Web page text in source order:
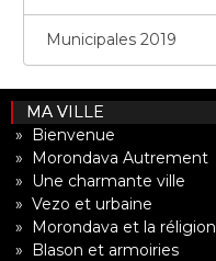
Municipales 2019
MA VILLE
» Bienvenue
» Morondava Autrement
» Une charmante ville
» Vezo et urbaine
» Morondava et la réligion
» Blason et armoiries